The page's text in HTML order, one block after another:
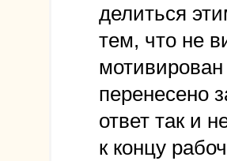
делиться
тем, что не
перенесено
ответ так и
к концу